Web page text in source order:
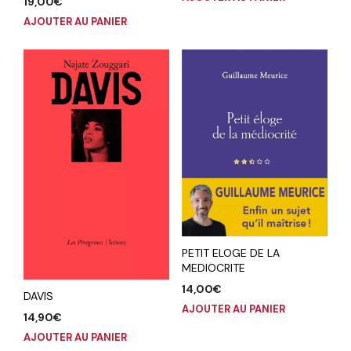
AJOUTER AU PANIER
DAVIS
14,90€
AJOUTER AU PANIER
PETIT ELOGE DE LA
MEDIOCRITE
14,00€
AJOUTER AU PANIER